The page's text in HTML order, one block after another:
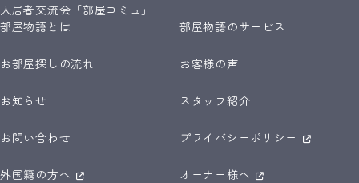
入居者交流会「部屋コミュ」
部屋物語とは
部屋物語のサービス
お部屋探しの流れ お客様の声
お知らせ スタッフ紹介
お問い合わせ プライバシーポリシー
外国籍の方へ
オーナー様へ